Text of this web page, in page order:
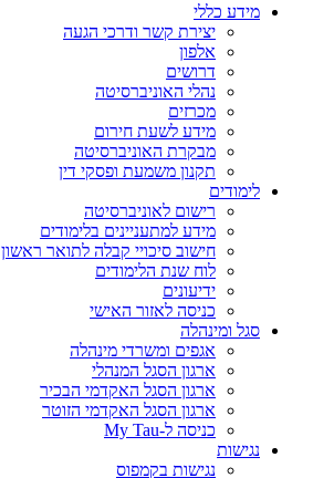
מידע כללי
יצירת קשר ודרכי הגעה
אלפון
דרושים
נהלי האוניברסיטה
מכרזים
מידע לשעת חירום
מבקרת האוניברסיטה
תקנון משמעת ופסקי דין
לימודים
רישום לאוניברסיטה
מידע למתעניינים בלימודים
חישוב סיכויי קבלה לתואר ראשון
לוח שנת הלימודים
ידיעונים
כניסה לאזור האישי
סגל ומינהלה
אגפים ומשרדי מינהלה
ארגון הסגל המנהלי
ארגון הסגל האקדמי הבכיר
ארגון הסגל האקדמי הזוטר
כניסה ל-My Tau
נגישות
נגישות בקמפוס